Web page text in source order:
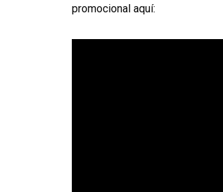
promocional aquí: